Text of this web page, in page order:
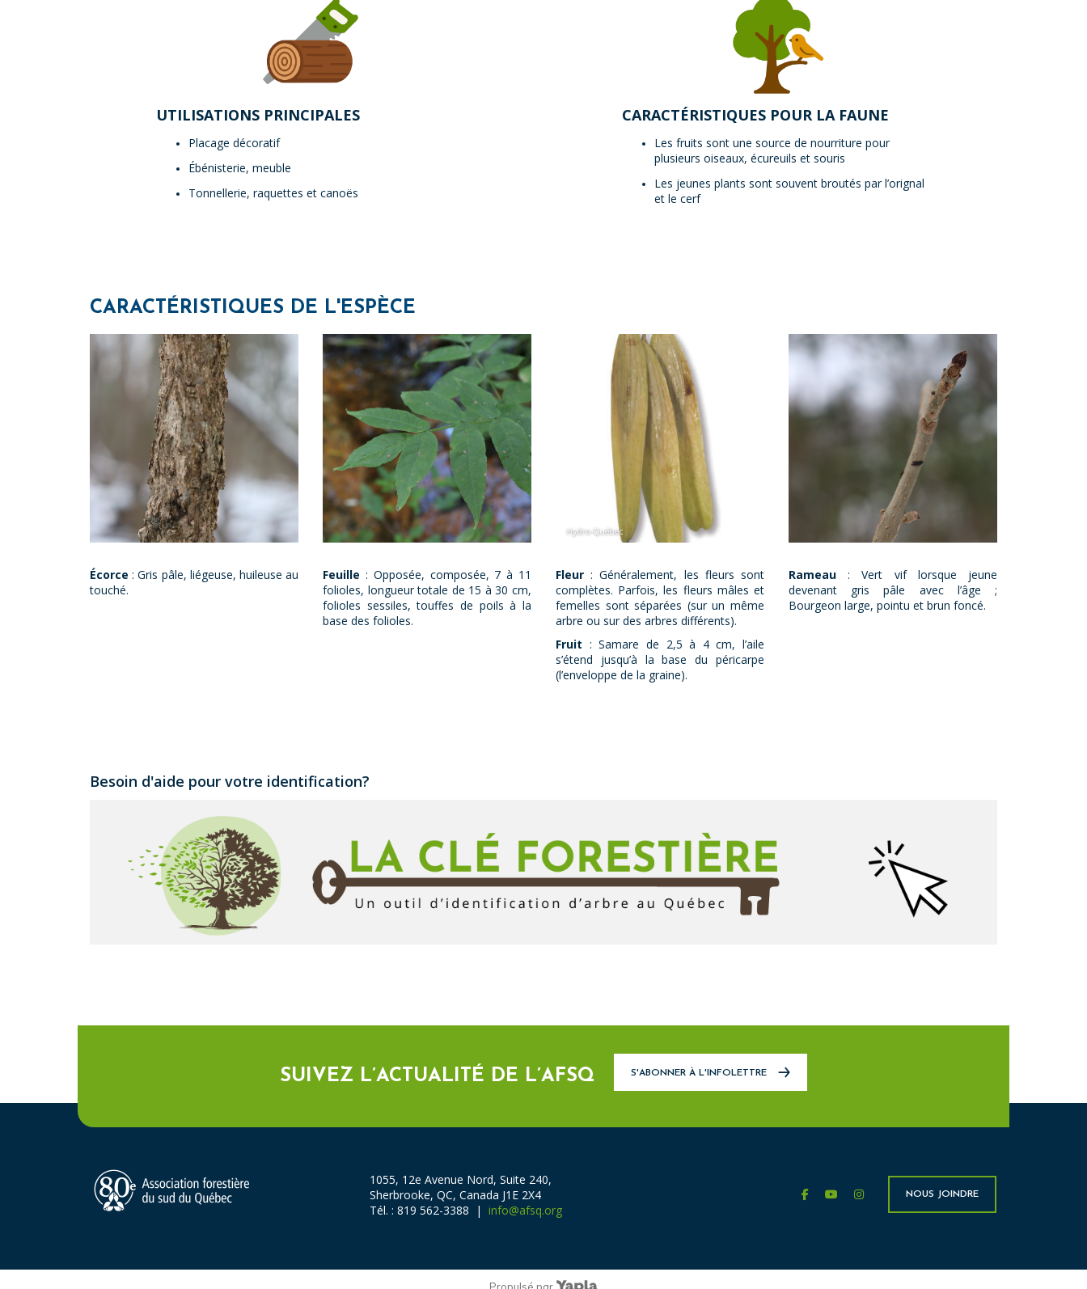
UTILISATIONS PRINCIPALES
Placage décoratif
Ébénisterie, meuble
Tonnellerie, raquettes et canoës
CARACTÉRISTIQUES POUR LA FAUNE
Les fruits sont une source de nourriture pour
plusieurs oiseaux, écureuils et souris
Les jeunes plants sont souvent broutés par l’orignal
et le cerf
CARACTÉRISTIQUES DE L'ESPÈCE
Écorce: Gris pâle, liégeuse, huileuse au
touché.
Feuille : Opposée, composée, 7 à 11
folioles, longueur totale de 15 à 30 cm,
folioles sessiles, touffes de poils à la
base des folioles.
Fleur: Généralement, les fleurs sont
complètes. Parfois, les fleurs mâles et
femelles sont séparées (sur un même
arbre ou sur des arbres différents).
Fruit : Samare de 2,5 à 4 cm, l’aile
s’étend jusqu’à la base du péricarpe
(l’enveloppe de la graine).
Rameau: Vert vif lorsque jeune
devenant gris pâle avec l’âge ;
Bourgeon large, pointu et brun foncé.
Besoin d'aide pour votre identification?
SUIVEZ L’ACTUALITÉ DE L’AFSQ S'ABONNER À L'INFOLETTRE
1055, 12e Avenue Nord, Suite 240,
Sherbrooke, QC, Canada J1E 2X4
Tél. : 819 562-3388 | info@afsq.org
facebookyoutubeinstagramNOUS JOINDRE